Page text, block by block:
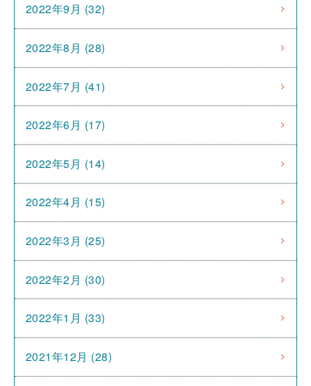
2022年9月 (32)
2022年8月 (28)
2022年7月 (41)
2022年6月 (17)
2022年5月 (14)
2022年4月 (15)
2022年3月 (25)
2022年2月 (30)
2022年1月 (33)
2021年12月 (28)